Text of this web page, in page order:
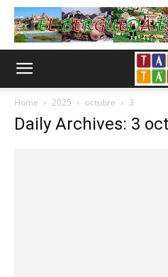
Home 2025 octubre 3
Daily Archives: 3